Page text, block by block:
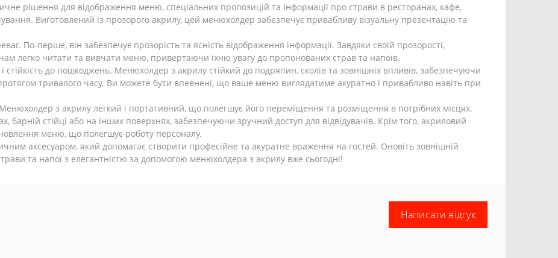
рішення для відображення меню, спеціальних пропозицій та інформації про страви в ресторанах, кафе,
Виготовлений із прозорого акрилу, цей менюхолдер забезпечує привабливу візуальну презентацію та
По-перше, він забезпечує прозорість та ясність відображення інформації. Завдяки своїй прозорості,
легко читати та вивчати меню, привертаючи їхню увагу до пропонованих страв та напоїв.
стійкість до пошкоджень. Менюхолдер з акрилу стійкий до подряпин, сколів та зовнішніх впливів, забезпечуючи
тривалого часу. Ви можете бути впевнені, що ваше меню виглядатиме акуратно і привабливо навіть при
з акрилу легкий і портативний, що полегшує його переміщення та розміщення в потрібних місцях.
барній стійці або на інших поверхнях, забезпечуючи зручний доступ для відвідувачів. Крім того, акриловий
меню, що полегшує роботу персоналу.
аксесуаром, який допомагає створити професійне та акуратне враження на гостей. Оновіть зовнішній
та напої з елегантністю за допомогою менюхолдера з акрилу вже сьогодні!
Написати відгук